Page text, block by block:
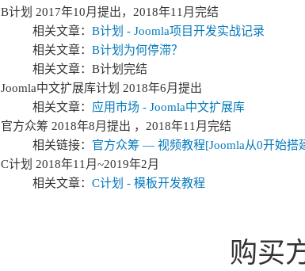
B计划 2017年10月提出，2018年11月完结
相关文章： B计划 - Joomla项目开发实战记录
相关文章： B计划为何停滞？
相关文章：B计划完结
Joomla中文扩展库计划 2018年6月提出
相关文章： 应用市场 - Joomla中文扩展库
官方众筹 2018年8月提出 ，2018年11月完结
相关链接： 官方众筹 — 视频教程[Joomla从0开始搭
C计划 2018年11月~2019年2月
相关文章： C计划 - 模板开发教程
购买